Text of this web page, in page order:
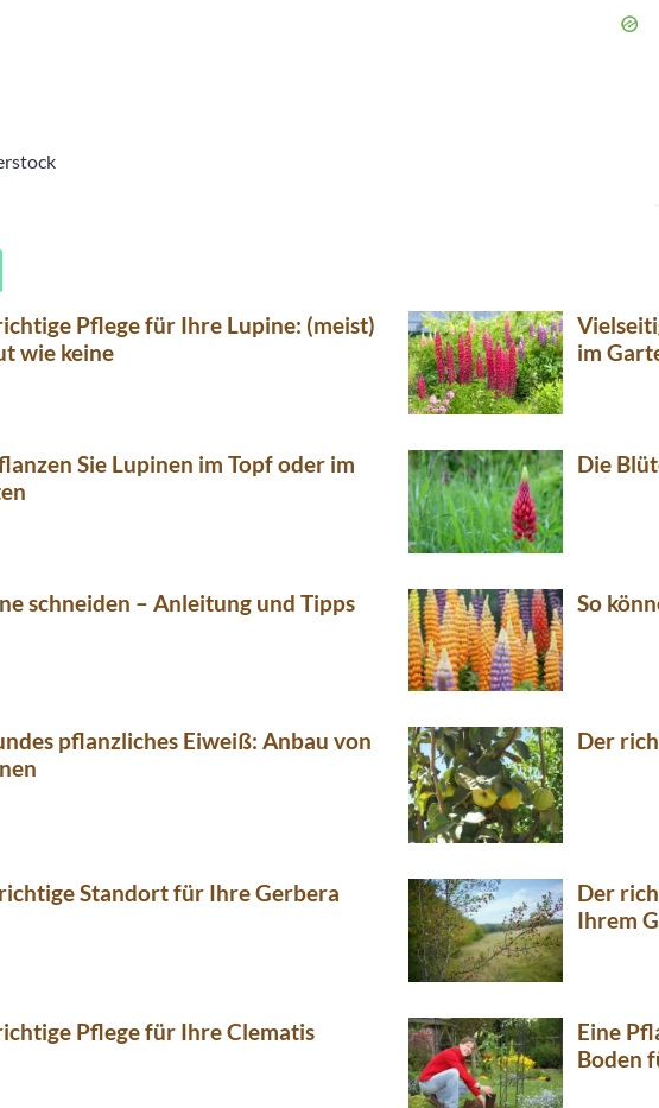
Pflege für Ihre Lupine: (meist)
wie keine
im
Sie Lupinen im Topf oder im
Die
schneiden – Anleitung und Tipps So
pflanzliches Eiweiß: Anbau von
Der
Standort für Ihre Gerbera
Der
Ihrem
Pflege für Ihre Clematis
Eine
Boden